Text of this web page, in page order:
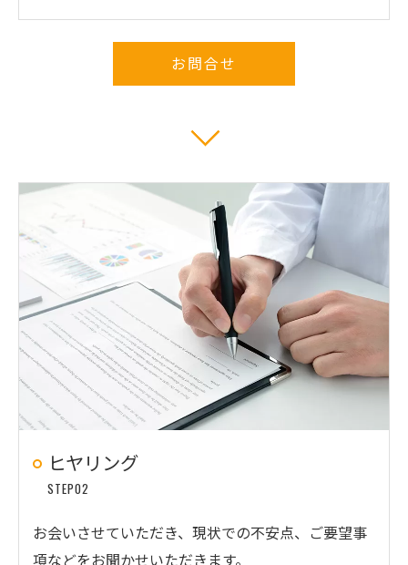
お問合せ
ヒヤリング
STEP02
お会いさせていただき、現状での不安点、ご要望事
項などをお聞かせいただきます。